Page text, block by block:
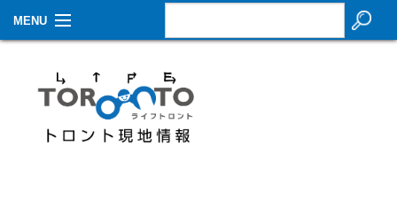
MENU
生活情報
その他